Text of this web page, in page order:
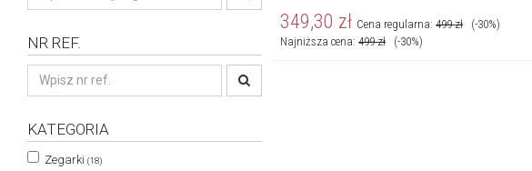
NR REF.
KATEGORIA
Zegarki (18)
349,30 zł Cena regularna:499 zł
(-30%)
Najniższa cena:499 zł (-30%)